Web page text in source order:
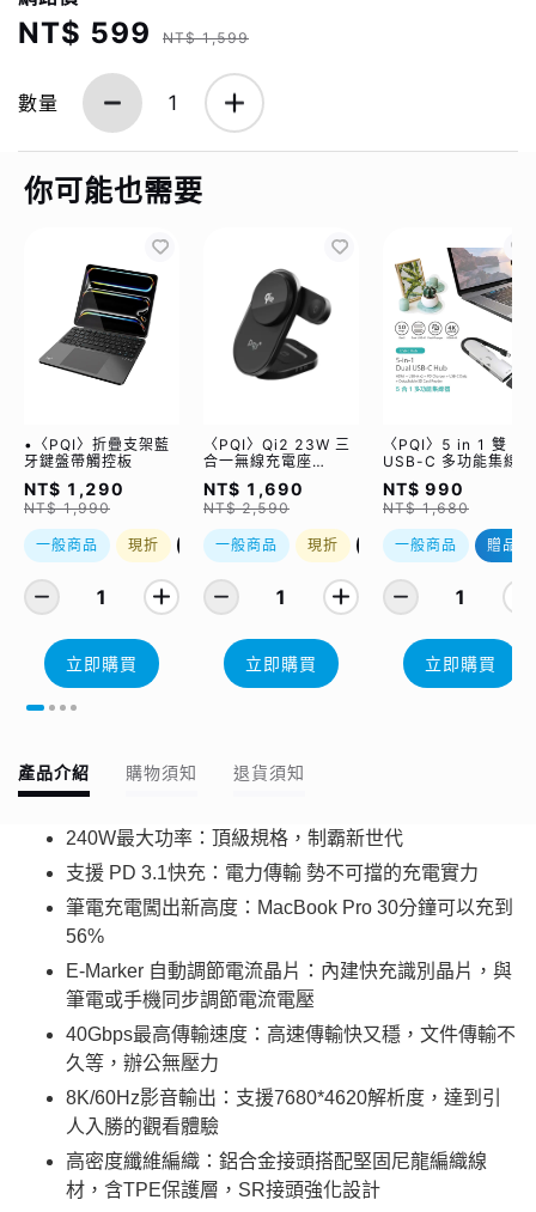
NT$ 599 NT$ 1,599
數量 1
你可能也需要
•〈PQI〉折疊支架藍
牙鍵盤帶觸控板
NT$ 1,290
NT$ 1,990
一般商品 現折 優惠加購
1
立即購買
〈PQI〉Qi2 23W 三
合一無線充電座
(WCC2302)
NT$ 1,690
NT$ 2,590
一般商品 現折 優惠加購
1
立即購買
〈PQI〉5 in 1 雙
USB-C 多功能集線器
（限量加贈｜U988
class 10 Micro SD
記憶卡 64GB，附 SD
轉卡）
NT$ 990
NT$ 1,680
一般商品 贈品
1
立即購買
產品介紹 購物須知 退貨須知
240W最大功率：頂級規格，制霸新世代
支援 PD 3.1快充：電力傳輸 勢不可擋的充電實力
筆電充電闖出新高度：MacBook Pro 30分鐘可以充到
56%
E-Marker 自動調節電流晶片：內建快充識別晶片，與
筆電或手機同步調節電流電壓
40Gbps最高傳輸速度：高速傳輸快又穩，文件傳輸不
久等，辦公無壓力
8K/60Hz影音輸出：支援7680*4620解析度，達到引
人入勝的觀看體驗
高密度纖維編織：鋁合金接頭搭配堅固尼龍編織線
材，含TPE保護層，SR接頭強化設計